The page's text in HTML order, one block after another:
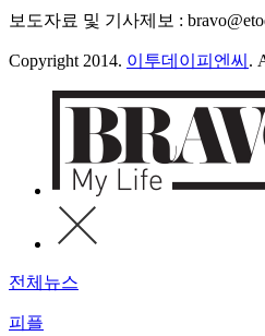
보도자료 및 기사제보 :
Copyright 2014. 이투데이피엔씨 .
전체뉴스
피플